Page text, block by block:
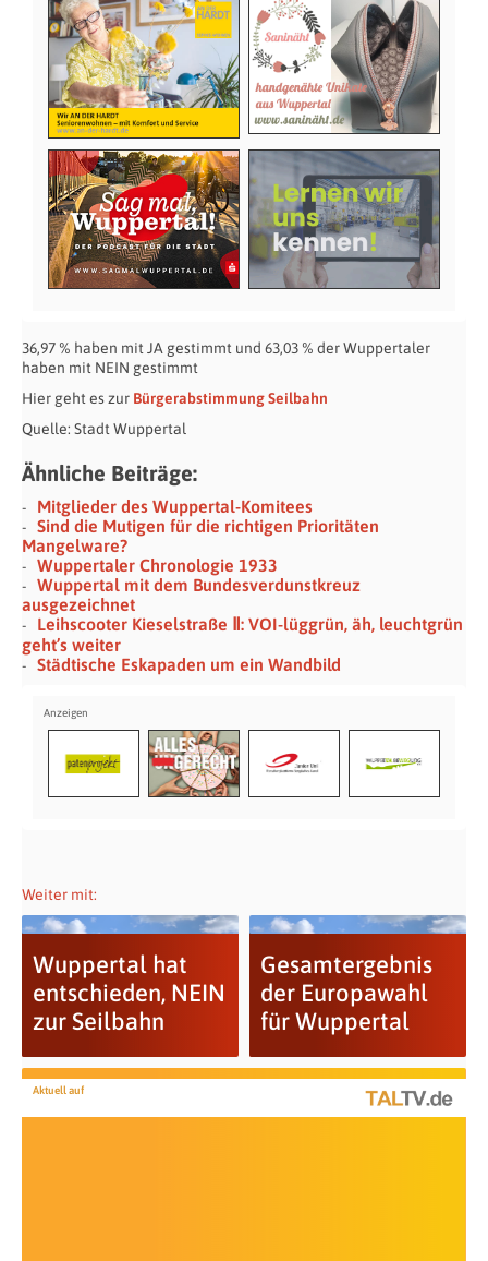
36,97 % haben mit JA gestimmt und 63,03 % der Wuppertaler
haben mit NEIN gestimmt
Hier geht es zur Bürgerabstimmung Seilbahn
Quelle: Stadt Wuppertal
Ähnliche Beiträge:
Mitglieder des Wuppertal-Komitees
Sind die Mutigen für die richtigen Prioritäten
Mangelware?
Wuppertaler Chronologie 1933
Wuppertal mit dem Bundesverdunstkreuz
ausgezeichnet
Leihscooter Kieselstraße Ⅱ: VOI-lüggrün, äh, leuchtgrün
geht’s weiter
Städtische Eskapaden um ein Wandbild
Weiter mit:
Wuppertal hat
entschieden, NEIN
zur Seilbahn
Gesamtergebnis
der Europawahl
für Wuppertal
Aktuell auf